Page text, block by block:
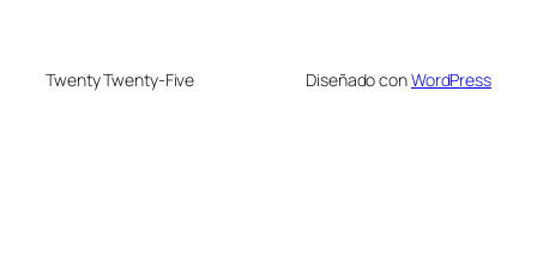
Twenty Twenty-Five Diseñado conWordPress